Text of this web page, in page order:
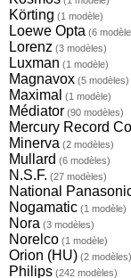
Körting (1 modèle)
Loewe Opta (6
Lorenz (3 modèles)
Luxman (1 modèle)
Magnavox (5 modèles)
Maximal (1 modèle)
Médiator (90 modèles)
Mercury Record
Minerva (2 modèles)
Mullard (6 modèles)
N.S.F. (27 modèles)
National
Nogamatic (1 modèle)
Nora (3 modèles)
Norelco (1 modèle)
Orion (HU) (2 modèles)
Philips (242 modèles)